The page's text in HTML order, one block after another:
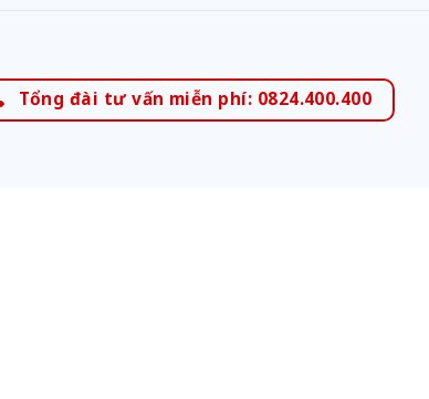
Tổng đài tư vấn miễn phí: 0824.400.400